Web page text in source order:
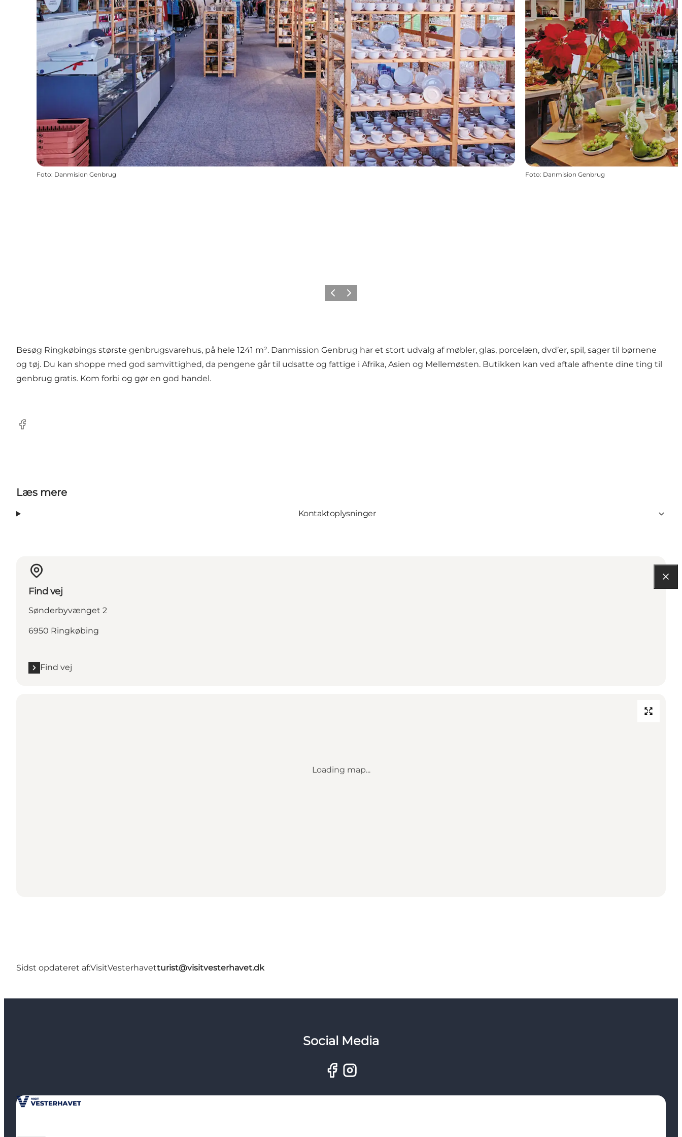
Foto: Danmision Genbrug Foto: Danmision Genbrug
ForrigeNæste
Besøg Ringkøbings største genbrugsvarehus, på hele 1241 m². Danmission Genbrug har et stort udvalg af møbler, glas, porcelæn, dvd’er, spil, sager til børnene
og tøj. Du kan shoppe med god samvittighed, da pengene går til udsatte og fattige i Afrika, Asien og Mellemøsten. Butikken kan ved aftale afhente dine ting til
genbrug gratis. Kom forbi og gør en god handel.
Facebook
Læs mere
Kontaktoplysninger
Find vej
Sønderbyvænget 2
6950 Ringkøbing
Find vej
Loading map...
Sidst opdateret af:VisitVesterhavetturist@visitvesterhavet.dk
Social Media